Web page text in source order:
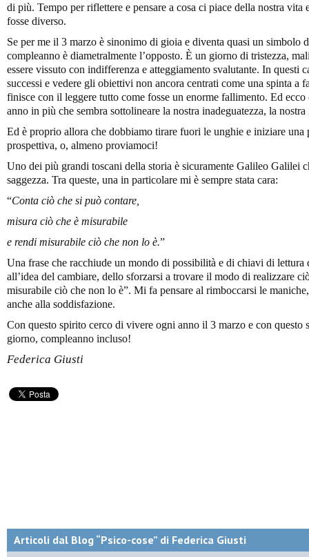
di più. Tempo per riflettere e pensare a cosa ci piace della nostra
fosse diverso.
Se per me il 3 marzo è sinonimo di gioia e diventa quasi un simbolo
compleanno è diametralmente l’opposto. È un giorno di tristezza,
essere vissuto con indifferenza e atteggiamento svalutante. In questi
successi e vedere gli obiettivi non ancora centrati come una spinta a
finisce con il leggere tutto come fosse un enorme fallimento. Ed
anno in più che sembra sottolineare la nostra inadeguatezza, la
Ed è proprio allora che dobbiamo tirare fuori le unghie e iniziare
prospettiva, o, almeno proviamoci!
Uno dei più grandi toscani della storia è sicuramente Galileo Galilei
saggezza. Tra queste, una in particolare mi è sempre stata cara:
“Conta ciò che si può contare,
misura ciò che è misurabile
e rendi misurabile ciò che non lo è.”
Una frase che racchiude un mondo di possibilità e di chiavi di
all’idea del cambiare, dello sforzarsi a trovare il modo di realizzare
misurabile ciò che non lo è”. Mi fa pensare al rimboccarsi le
anche alla soddisfazione.
Con questo spirito cerco di vivere ogni anno il 3 marzo e con
giorno, compleanno incluso!
Federica Giusti
Articoli dal Blog “Psico-cose” di Federica Giusti